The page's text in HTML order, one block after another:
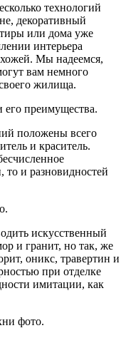
технологий
декоративный
или дома уже
интерьера
Мы надеемся,
вам немного
жилища.
его преимущества.
положены всего
и краситель.
и разновидностей
искусственный
и гранит, но так, же
оникс, травертин и
при отделке
имитации, как
фото.